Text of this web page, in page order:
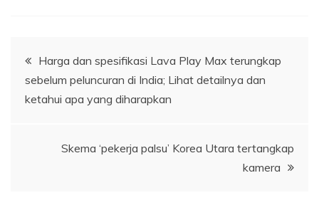
Navigasi
pos
Harga dan spesifikasi Lava Play Max terungkap
sebelum peluncuran di India; Lihat detailnya dan
ketahui apa yang diharapkan
Skema ‘pekerja palsu’ Korea Utara tertangkap
kamera